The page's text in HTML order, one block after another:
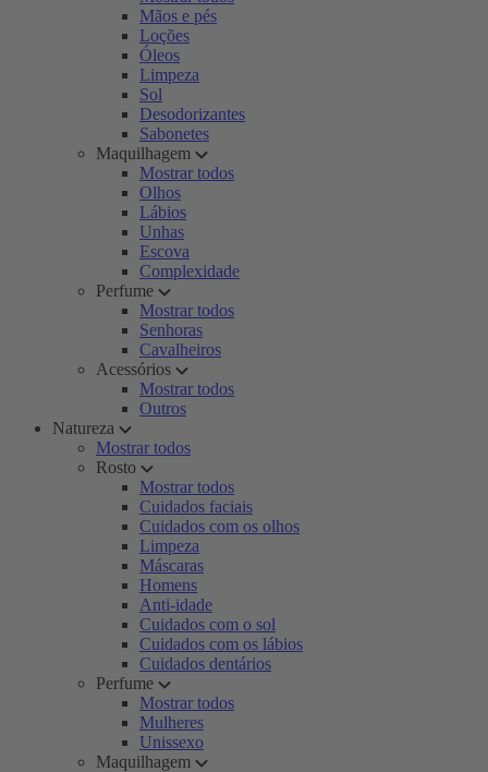
Mãos e pés
Loções
Óleos
Limpeza
Sol
Desodorizantes
Sabonetes
Maquilhagem
Mostrar todos
Olhos
Lábios
Unhas
Escova
Complexidade
Perfume
Mostrar todos
Senhoras
Cavalheiros
Acessórios
Mostrar todos
Outros
Natureza
Mostrar todos
Rosto
Mostrar todos
Cuidados faciais
Cuidados com os olhos
Limpeza
Máscaras
Homens
Anti-idade
Cuidados com o sol
Cuidados com os lábios
Cuidados dentários
Perfume
Mostrar todos
Mulheres
Unissexo
Maquilhagem